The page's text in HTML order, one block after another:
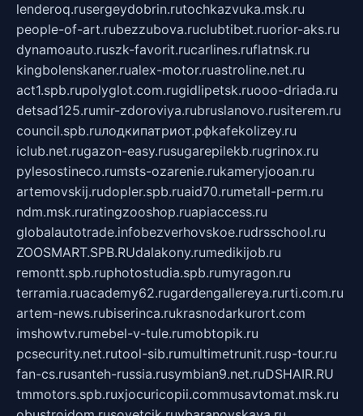
lenderoq.rusergeydobrin.rutochkazvuka.msk.ru
people-of-art.rubezzubova.ruclubtibet.ruorior-aks.ru
dynamoauto.ruszk-favorit.rucarlines.ruflatnsk.ru
kingbolenskaner.rualex-motor.ruastroline.net.ru
act1.spb.rupolyglot.com.rugidlipetsk.ruooo-driada.ru
detsad125.rumir-zdoroviya.rubruslanovo.rusiterem.ru
council.spb.ruлодкипатриот.рфkafekolizey.ru
iclub.net.rugazon-easy.rusugarepilekb.rugrinox.ru
pylesostineco.rumsts-ozarenie.rukameryjooan.ru
artemovskij.rudopler.spb.ruaid70.rumetall-perm.ru
ndm.msk.ruratingzooshop.ruapiaccess.ru
globalautotrade.infobezverhovskoe.rudrsschool.ru
ZOOSMART.SPB.RUdalakony.rumedikijob.ru
remontt.spb.ruphotostudia.spb.rumyragon.ru
terramia.ruacademy62.rugardengallereya.rurti.com.ru
artem-news.rubiserinca.rukrasnodarkurort.com
imshowtv.rumebel-v-tule.rumobtopik.ru
pcsecurity.net.rutool-sib.rumultimetrunit.rusp-tour.ru
fan-cs.rusanteh-russia.rusymbian9.net.ruDSHAIR.RU
tmmotors.spb.ruxjocuricopii.commusavtomat.msk.ru